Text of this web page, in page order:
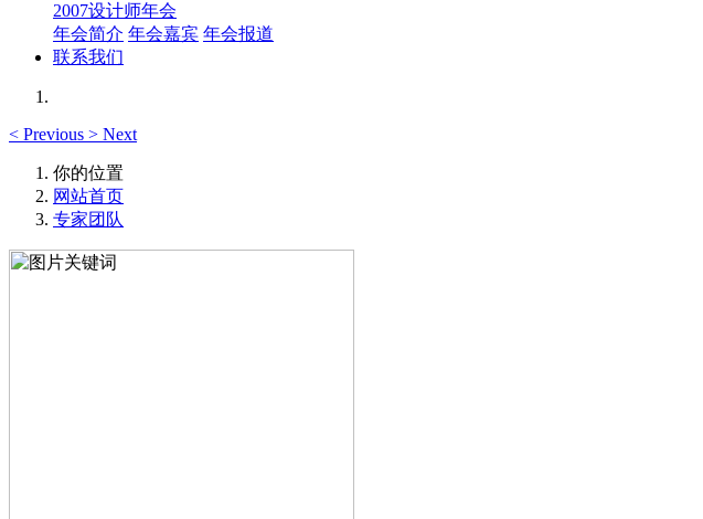
2007设计师年会
年会简介 年会嘉宾 年会报道
联系我们
< Previous > Next
你的位置
网站首页
专家团队